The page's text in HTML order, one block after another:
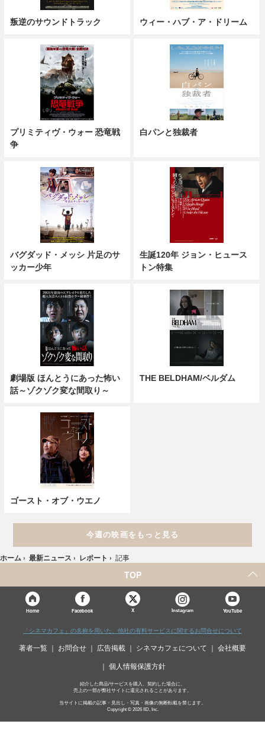
叛逆のサウンドトラック ウィー・ハブ・ア・ドリーム
プリミティヴ・ウォー 恐竜戦
争
白パンと独裁者
バグダッド・メッシ 片足のサ
ッカー少年
生誕120年 ジョン・ヒュース
トン特集
劇場版 ほんとうにあった怖い
話～ゾクゾク変な間取り～
THE BELDHAM/ベルダム
ゴースト・オブ・ウエノ
今週の映画をもっと見る
ホーム › 最新ニュース › レポート › 記事
TOP
Home Facebook X Instagram YouTube
「シネマカフェ」の名称を用いた、他社の有料サービスに関するお問合せについて
著者一覧 お問合せ 広告掲載 シネマカフェについて 会社概要
個人情報保護方針
紹介した商品/サービスを購入、契約した場合に、
売上の一部が弊社サイトに還元されることがあります。
当サイトに掲載の記事・見出し・写真・画像の無断転載を禁じます。
Copyright © 2026 IID, Inc.